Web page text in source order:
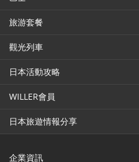
旅游套餐
觀光列車
日本活動攻略
WILLER會員
日本旅遊情報分享
企業資訊